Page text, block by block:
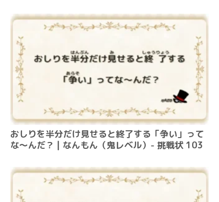
おしりを半分だけ見せると終了する「争い」って
な～んだ？ | なんもん（鬼レベル）- 挑戦状 103